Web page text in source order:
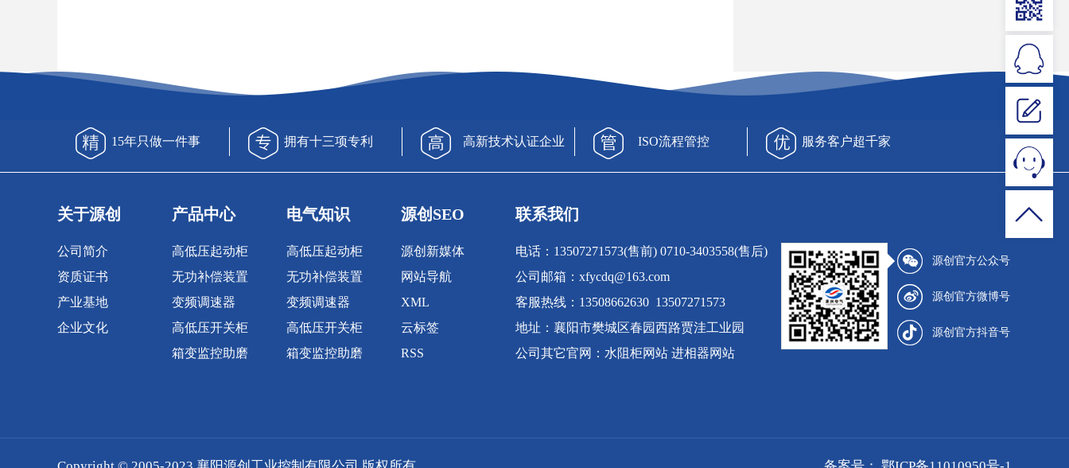
15年只做一件事 拥有十三项专利 高新技术认证企业 ISO流程管控 服务客户超千家
关于源创
公司简介
资质证书
产业基地
企业文化
产品中心
高低压起动柜
无功补偿装置
变频调速器
高低压开关柜
箱变监控助磨
电气知识
高低压起动柜
无功补偿装置
变频调速器
高低压开关柜
箱变监控助磨
源创SEO
源创新媒体
网站导航
XML
云标签
RSS
联系我们
电话：13507271573(售前) 0710-3403558(售后)
公司邮箱：xfycdq@163.com
客服热线：13508662630 13507271573
地址：襄阳市樊城区春园西路贾洼工业园
公司其它官网： 水阻柜网站 进相器网站
源创官方公众号
源创官方微博号
源创官方抖音号